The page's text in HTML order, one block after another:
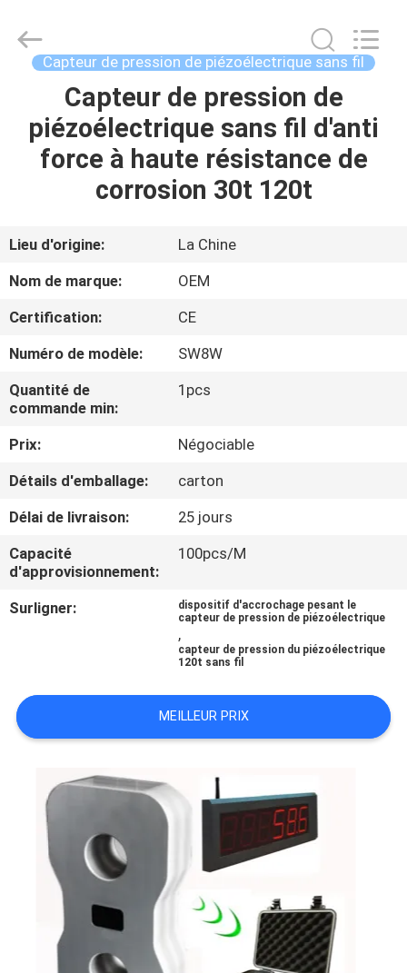
LA
MAISON
VIDÉOS
À
PROPOS
DE
VISITE
DE
L'USINE
CONTRÔLE
QUALITÉ
AFFAIRES
DEMANDEZ
UN DEVIS
Co.,Limited.
Reserved.
Capteur de pression de piézoélectrique sans fil
Capteur de pression de
piézoélectrique sans fil d'anti
force à haute résistance de
corrosion 30t 120t
Lieu d'origine:
La Chine
Nom de marque:
OEM
Certification:
CE
Numéro de modèle:
SW8W
Quantité de
commande min:
1pcs
Prix:
Négociable
Détails d'emballage:
carton
Délai de livraison:
25 jours
Capacité
d'approvisionnement:
100pcs/M
Surligner:
dispositif d'accrochage pesant le
capteur de pression de piézoélectrique
,
capteur de pression du piézoélectrique
120t sans fil
MEILLEUR PRIX